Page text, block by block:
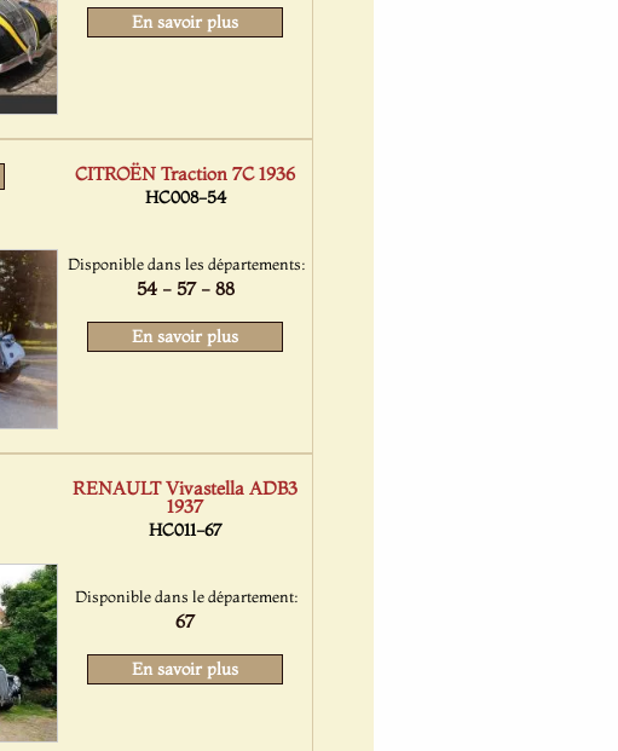
En savoir plus
CITROËN Traction 7C 1936
HC008-54
Disponible dans les départements:
54 - 57 - 88
En savoir plus
RENAULT Vivastella ADB3
1937
HC011-67
Disponible dans le département:
67
En savoir plus